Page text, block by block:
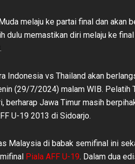
melaju ke partai final dan akan
dulu memastikan diri melaju ke
Indonesia vs Thailand akan
(29/7/2024) malam WIB. Pelatih
berharap Jawa Timur masih
U-19 2013 di Sidoarjo.
Malaysia di babak semifinal ini
Piala AFF U-19. Dalam dua